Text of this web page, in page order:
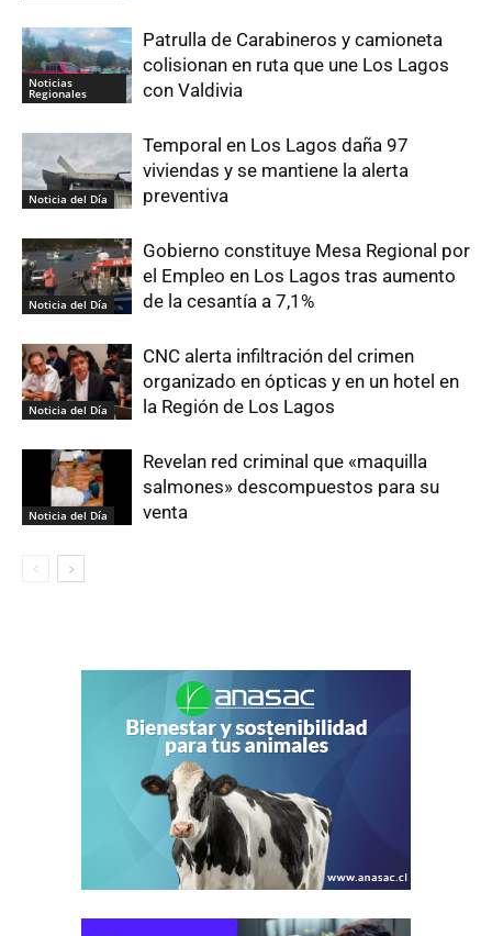
Noticias
Regionales
Patrulla de Carabineros y camioneta
colisionan en ruta que une Los Lagos
con Valdivia
Noticia del Día
Temporal en Los Lagos daña 97
viviendas y se mantiene la alerta
preventiva
Noticia del Día
Gobierno constituye Mesa Regional por
el Empleo en Los Lagos tras aumento
de la cesantía a 7,1%
Noticia del Día
CNC alerta infiltración del crimen
organizado en ópticas y en un hotel en
la Región de Los Lagos
Noticia del Día
Revelan red criminal que «maquilla
salmones» descompuestos para su
venta